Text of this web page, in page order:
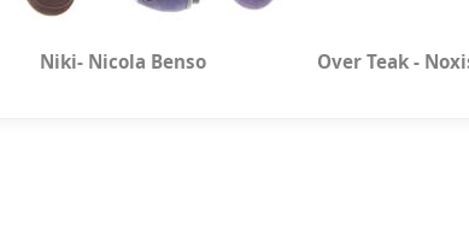
Benso Over Teak -